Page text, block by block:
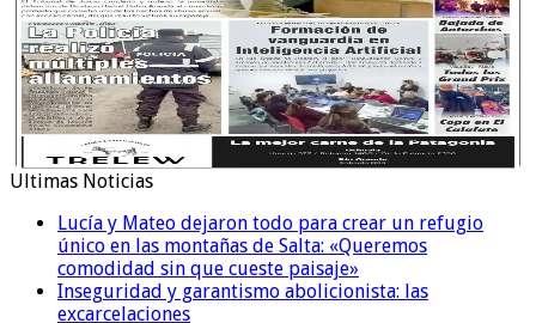
Ultimas Noticias
Lucía y Mateo dejaron todo para crear un refugio
único en las montañas de Salta: «Queremos
comodidad sin que cueste paisaje»
Inseguridad y garantismo abolicionista: las
excarcelaciones